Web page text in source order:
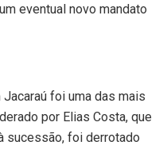
eventual novo mandato
foi uma das mais
por Elias Costa, que
sucessão, foi derrotado